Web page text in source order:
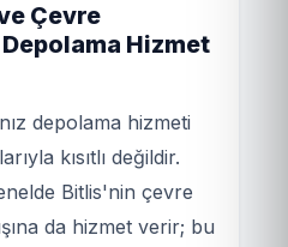
Çevre
Hizmet
depolama hizmeti
kısıtlı değildir.
Bitlis'nin çevre
da hizmet verir; bu